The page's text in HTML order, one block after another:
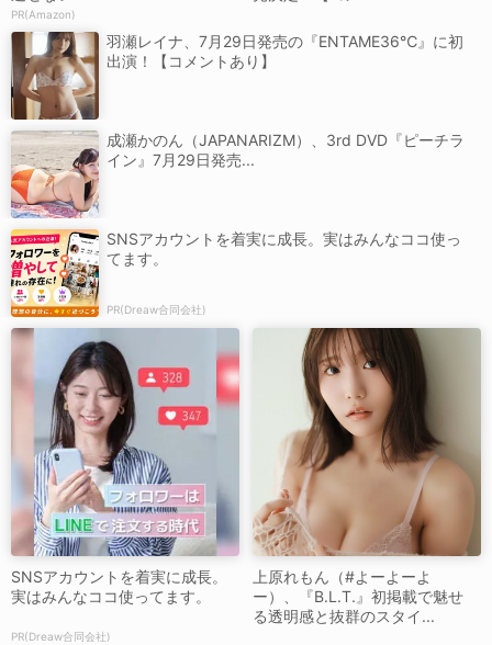
PR(Amazon)
羽瀬レイナ、7月29日発売の『ENTAME36℃』に初
出演！【コメントあり】
成瀬かのん（JAPANARIZM）、3rd DVD『ピーチラ
イン』7月29日発売...
SNSアカウントを着実に成長。実はみんなココ使っ
てます。
PR(Dreaw合同会社)
SNSアカウントを着実に成長。
実はみんなココ使ってます。
PR(Dreaw合同会社)
上原れもん（#よーよーよ
ー）、『B.L.T.』初掲載で魅せ
る透明感と抜群のスタイ...